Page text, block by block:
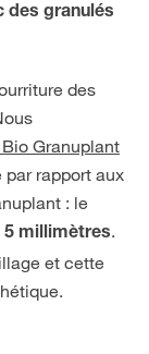
des granulés
des
Granuplant
rapport aux
: le
5 millimètres.
et cette